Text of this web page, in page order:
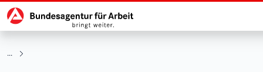
zu den Hauptinhalten springen
Hauptnavigation